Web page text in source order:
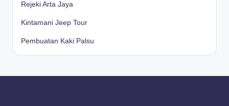
Rejeki Arta Jaya
Kintamani Jeep Tour
Pembuatan Kaki Palsu